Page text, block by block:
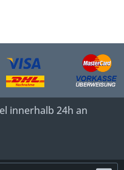
innerhalb 24h an